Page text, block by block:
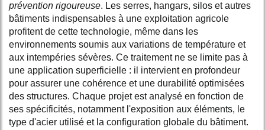
prévention rigoureuse. Les serres, hangars, silos et autres
bâtiments indispensables à une exploitation agricole
profitent de cette technologie, même dans les
environnements soumis aux variations de température et
aux intempéries sévères. Ce traitement ne se limite pas à
une application superficielle : il intervient en profondeur
pour assurer une cohérence et une durabilité optimisées
des structures. Chaque projet est analysé en fonction de
ses spécificités, notamment l'exposition aux éléments, le
type d'acier utilisé et la configuration globale du bâtiment.